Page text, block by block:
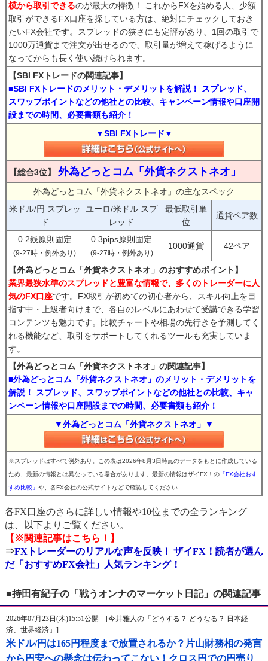
模から取引できるのが最大の特徴！ これからFXを始める人、少額
取引ができるFX口座を探している方は、絶対にチェックしておき
たいFX会社です。スプレッドの狭さにも定評があり、1回の取引で
1000万通貨まで注文が出せるので、取引量が増えて稼げるように
なってからも長く使い続けられます。
【SBI FXトレードの関連記事】
■SBI FXトレードのメリット・デメリットを解説！ スプレッド、
スワップポイントなどの他社との比較、キャンペーン情報や口座開
設までの時間、必要書類も紹介！
▼SBI FXトレード▼
【総合3位】 外為どっとコム「外貨ネクストネオ」
外為どっとコム「外貨ネクストネオ」の主なスペック
米ドル/円 スプレッ
ド
ユーロ/米ドル スプ
レッド
最低取引単
位
通貨ペア数
0.2銭原則固定
(9-27時・例外あり)
0.3pips原則固定
(9-27時・例外あり)
1000通貨 42ペア
【外為どっとコム「外貨ネクストネオ」のおすすめポイント】
業界最狭水準のスプレッドと豊富な情報で、多くのトレーダーに人
気のFX口座です。FX取引が初めての初心者から、スキル向上を目
指す中・上級者向けまで、各自のレベルにあわせて受講できる学習
コンテンツも魅力です。比較チャートや相場の先行きを予測してく
れる機能など、取引をサポートしてくれるツールも充実していま
す。
【外為どっとコム「外貨ネクストネオ」の関連記事】
■外為どっとコム「外貨ネクストネオ」のメリット・デメリットを
解説！ スプレッド、スワップポイントなどの他社との比較、キャ
ンペーン情報や口座開設までの時間、必要書類も紹介！
▼外為どっとコム「外貨ネクストネオ」▼
※スプレッドはすべて例外あり。この表は2026年8月3日時点のデータをもとに作成している
ため、最新の情報とは異なっている場合があります。最新の情報はザイFX！の 「FX会社おす
すめ比較」 や、各FX会社の公式サイトなどで確認してください
各FX口座のさらに詳しい情報や10位までの全ランキング
は、以下よりご覧ください。
【※関連記事はこちら！】
⇒FXトレーダーのリアルな声を反映！ ザイFX！読者が選ん
だ「おすすめFX会社」人気ランキング！
■持田有紀子の「戦うオンナのマーケット日記」の関連記事
2026年07月23日(木)15:51公開 [今井雅人の「どうする？ どうなる？ 日本経
済、世界経済」]
米ドル/円は165円程度まで放置されるか？片山財務相の発言
から円安への懸念は伝わってこない！クロス円での円売り